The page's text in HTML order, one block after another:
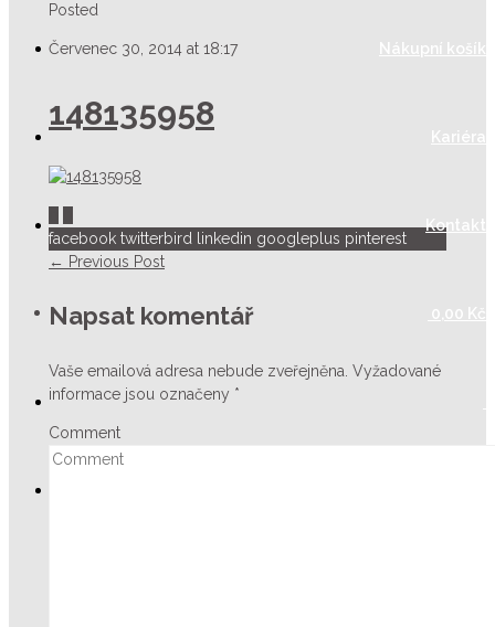
Nákupní košík
Kariéra
Kontakt
0,00 Kč
Posted
Červenec 30, 2014 at 18:17
148135958
facebook twitterbird linkedin googleplus pinterest
← Previous Post
Napsat komentář
Vaše emailová adresa nebude zveřejněna. Vyžadované
informace jsou označeny *
Comment